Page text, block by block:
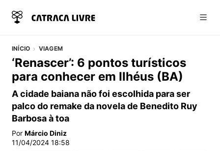
INÍCIO VIAGEM
‘Renascer’: 6 pontos turísticos
para conhecer em Ilhéus (BA)
A cidade baiana não foi escolhida para ser
palco do remake da novela de Benedito Ruy
Barbosa à toa
Por Márcio Diniz
11/04/2024 18:58